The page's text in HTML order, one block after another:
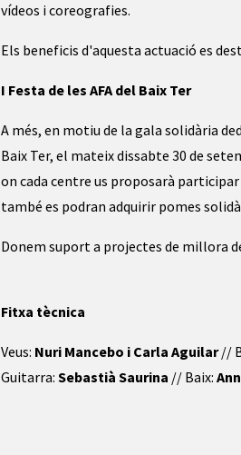
vídeos i coreografies.
Els beneficis d'aquesta actuació es
I Festa de les AFA del Baix Ter
A més, en motiu de la gala solidària
Baix Ter, el mateix dissabte 30 de
on cada centre us proposarà
també es podran adquirir pomes
Donem suport a projectes de millora
Fitxa tècnica
Veus: Nuri Mancebo i Carla Aguilar//
Guitarra: Sebastià Saurina // Baix: